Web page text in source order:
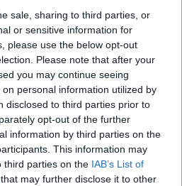
sale, sharing to third parties, or
or sensitive information for
please use the below opt-out
Please note that after your
you may continue seeing
personal information utilized by
disclosed to third parties prior to
opt-out of the further
information by third parties on the
This information may
third parties on the IAB’s List of
that may further disclose it to other
társukat kivégzik. Az
megtorlás követi
német igazgatással
elveszítik jogukat, hogy
Az összeesküvés 1667-
magyar nemzeti szabadságjogok
volt. I. Lipót császárt ? aki
arra igyekeztek kényszeríteni,
követeléseit.